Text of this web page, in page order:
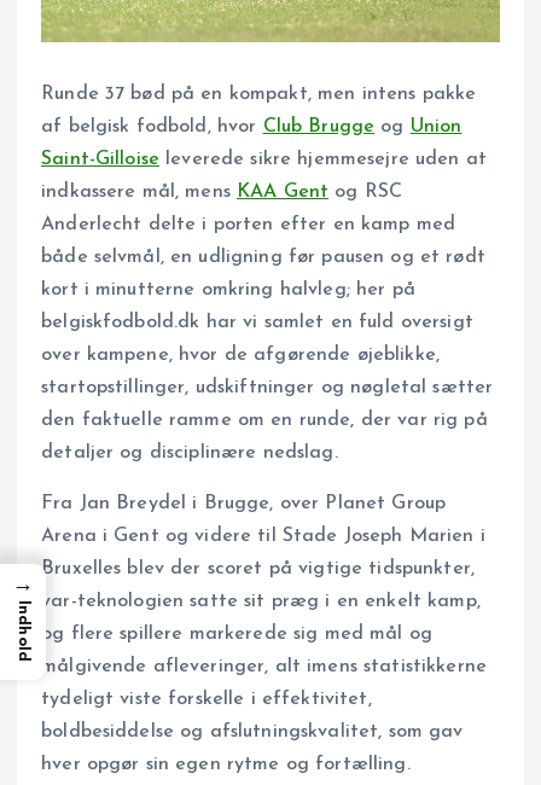
Runde 37 bød på en kompakt, men intens pakke
af belgisk fodbold, hvor Club Brugge og Union
Saint-Gilloise leverede sikre hjemmesejre uden at
indkassere mål, mens KAA Gent og RSC
Anderlecht delte i porten efter en kamp med
både selvmål, en udligning før pausen og et rødt
kort i minutterne omkring halvleg; her på
belgiskfodbold.dk har vi samlet en fuld oversigt
over kampene, hvor de afgørende øjeblikke,
startopstillinger, udskiftninger og nøgletal sætter
den faktuelle ramme om en runde, der var rig på
detaljer og disciplinære nedslag.
Fra Jan Breydel i Brugge, over Planet Group
Arena i Gent og videre til Stade Joseph Marien i
Bruxelles blev der scoret på vigtige tidspunkter,
var-teknologien satte sit præg i en enkelt kamp,
og flere spillere markerede sig med mål og
målgivende afleveringer, alt imens statistikkerne
tydeligt viste forskelle i effektivitet,
boldbesiddelse og afslutningskvalitet, som gav
hver opgør sin egen rytme og fortælling.
→
Indhold